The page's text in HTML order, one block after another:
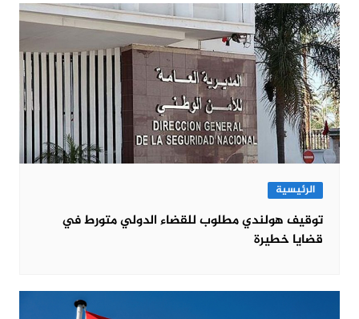
الرئيسية
توقيف هولندي مطلوب للقضاء الدولي متورط في
قضايا خطيرة